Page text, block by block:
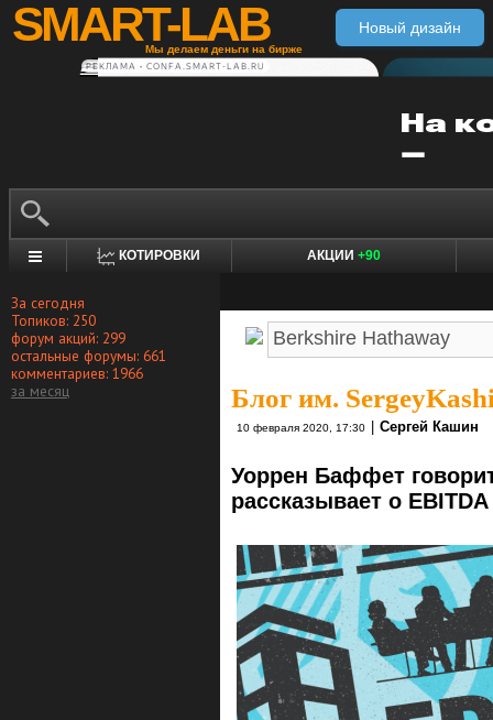
SMART-LAB
Мы делаем деньги на бирже
Новый дизайн
РЕКЛАМА • CONFA.SMART-LAB.RU
КОТИРОВКИ АКЦИИ +90
За сегодня
Топиков: 250
форум акций: 299
остальные форумы: 661
комментариев: 1966
за месяц
Блог им.
10 февраля 2020, 17:30 Сергей Кашин
Уоррен Баффет
рассказывает о